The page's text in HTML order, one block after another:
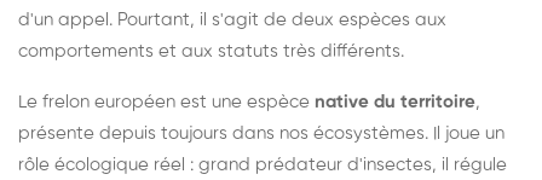
d'un appel. Pourtant, il s'agit de deux espèces aux
comportements et aux statuts très différents.
Le frelon européen est une espèce native du territoire,
présente depuis toujours dans nos écosystèmes. Il joue un
rôle écologique réel : grand prédateur d'insectes, il régule